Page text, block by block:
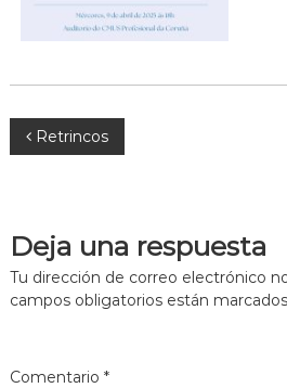
N
v
e
Retrincos
Deja una respuesta
Tu dirección de correo electrónico
campos obligatorios están
Comentario *